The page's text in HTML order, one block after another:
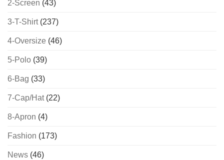
2-Screen (43)
3-T-Shirt(237)
4-Oversize (46)
5-Polo (39)
6-Bag (33)
7-Cap/Hat(22)
8-Apron (4)
Fashion (173)
News (46)